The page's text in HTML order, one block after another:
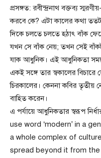
প্রসঙ্গত: রবীন্দ্রনাথ বক্তব্য
করবে কে? এটা কালের কথা
দিকে চলতে চলতে হঠাৎ বাঁক
যখন সে বাঁক নেয়; তখন সেই
যাক আধুনিক। এই আধুনিকতা সময়
একই সঙ্গে তার স্বকালের
চিরকালের। কেননা কবির তৃতীয়
বাহিত করেন।
এ পর্যায়ে আধুনিকতার স্বরূপ
use word ‘modern’ in a
a whole complex of
spread beyond it from